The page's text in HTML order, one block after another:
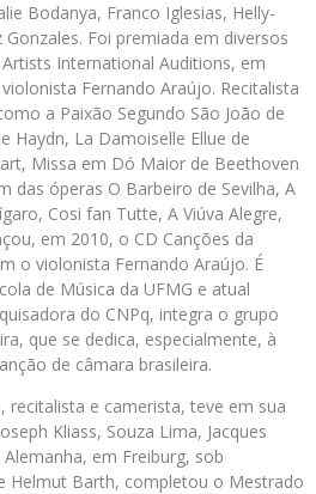
Bodanya, Franco Iglesias, Helly-
Foi premiada em diversos
International Auditions, em
Fernando Araújo. Recitalista
a Paixão Segundo São João de
Haydn, La Damoiselle Ellue de
Missa em Dó Maior de Beethoven
das óperas O Barbeiro de Sevilha, A
Cosi fan Tutte, A Viúva Alegre,
em 2010, o CD Canções da
o violonista Fernando Araújo. É
de Música da UFMG e atual
do CNPq, integra o grupo
que se dedica, especialmente, à
de câmara brasileira.
recitalista e camerista, teve em sua
Kliass, Souza Lima, Jacques
em Freiburg, sob
Helmut Barth, completou o Mestrado